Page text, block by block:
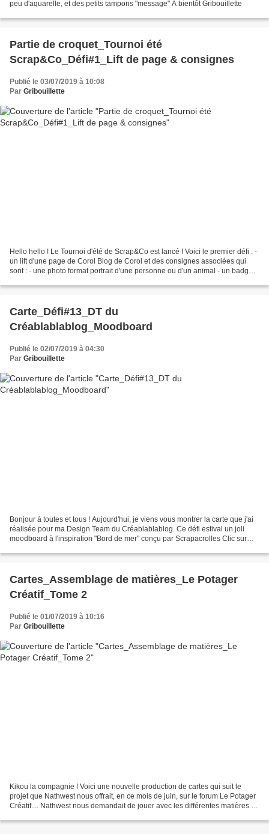
peu d'aquarelle, et des petits tampons "message" A bientôt Gribouillette
Partie de croquet_Tournoi été
Scrap&Co_Défi#1_Lift de page & consignes
Publié le 03/07/2019 à 10:08
Par Gribouillette
Hello hello ! Le Tournoi d'été de Scrap&Co est lancé ! Voici le premier défi : -
un lift d'une page de Corol Blog de Corol et des consignes associées qui
sont : - une photo format portrait d'une personne ou d'un animal - un badge,
Carte_Défi#13_DT du
Créablablablog_Moodboard
Publié le 02/07/2019 à 04:30
Par Gribouillette
Bonjour à toutes et tous ! Aujourd'hui, je viens vous montrer la carte que j'ai
réalisée pour ma Design Team du Créablablablog. Ce défi estival un joli
moodboard à l'inspiration "Bord de mer" conçu par Scrapacrolles Clic sur
Cartes_Assemblage de matières_Le Potager
Créatif_Tome 2
Publié le 01/07/2019 à 10:16
Par Gribouillette
Kikou la compagnie ! Voici une nouvelle production de cartes qui suit le
projet que Nathwest nous offrait, en ce mois de juin, sur le forum Le Potager
Créatif.... Nathwest nous demandait de jouer avec les différentes matières de